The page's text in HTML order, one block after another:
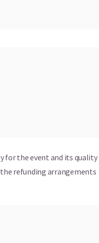
for the event and its quality
refunding arrangements